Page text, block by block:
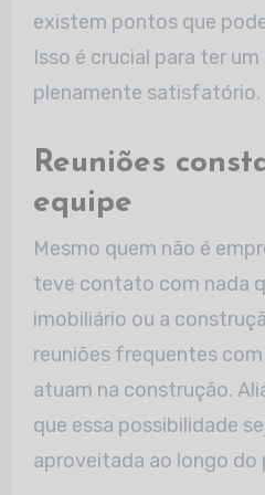
existem pontos que
Isso é crucial para ter
plenamente satisfatório.
Reuniões
equipe
Mesmo quem não é
teve contato com nada
imobiliário ou a
reuniões frequentes
atuam na construção.
que essa possibilidade
aproveitada ao longo do